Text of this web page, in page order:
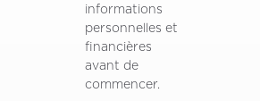
informations
personnelles et
financières
avant de
commencer.